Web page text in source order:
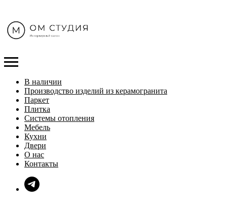
В наличии
Производство изделий из керамогранита
Паркет
Плитка
Системы отопления
Мебель
Кухни
Двери
О нас
Контакты